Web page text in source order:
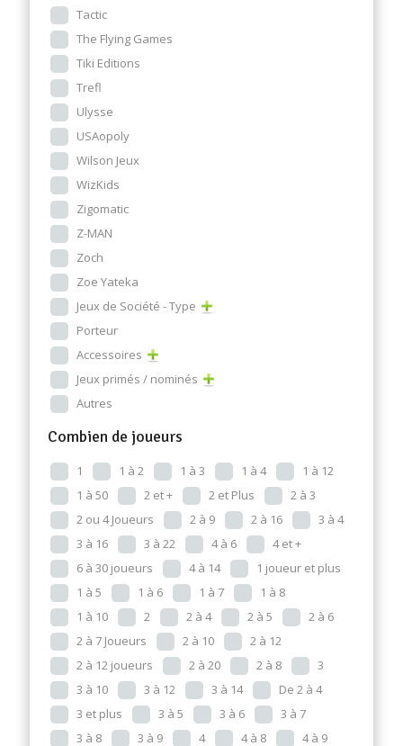
Tactic
The Flying Games
Tiki Editions
Trefl
Ulysse
USAopoly
Wilson Jeux
WizKids
Zigomatic
Z-MAN
Zoch
Zoe Yateka
Jeux de Société - Type
Porteur
Accessoires
Jeux primés / nominés
Autres
Combien de joueurs
1 1 à 2 1 à 3 1 à 4
1 à 12
1 à 50
2 et + 2 et Plus
2 à 3
2 ou 4 Joueurs
2 à 9 2 à 16
3 à 4
3 à 16
3 à 22 4 à 6
4 et +
6 à 30 joueurs
4 à 14
1 joueur et plus
1 à 5
1 à 6 1 à 7
1 à 8
1 à 10
2 2 à 4 2 à 5
2 à 6
2 à 7 Joueurs
2 à 10
2 à 12
2 à 12 joueurs
2 à 20 2 à 8
3
3 à 10
3 à 12 3 à 14
De 2 à 4
3 et plus
3 à 5 3 à 6
3 à 7
3 à 8
3 à 9 4 4 à 8 4 à 9